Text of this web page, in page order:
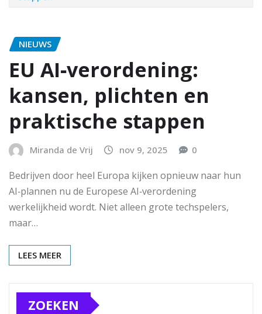
NIEUWS
EU AI‑verordening:
kansen, plichten en
praktische stappen
Miranda de Vrij nov 9, 2025 0
Bedrijven door heel Europa kijken opnieuw naar hun
AI‑plannen nu de Europese AI‑verordening
werkelijkheid wordt. Niet alleen grote techspelers,
maar…
LEES MEER
ZOEKEN